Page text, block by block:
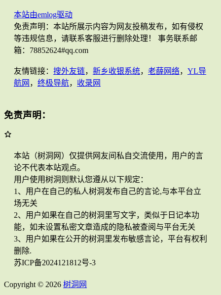
本站由emlog驱动
免责声明：本站所展示内容为网友投稿发布，如有侵权
等违规信息，请联系客服进行删除处理！ 事务联系邮
箱：78852624#qq.com
友情链接： 搜外友链， 新乡收银系统， 老薛网络， YL导
航网 ， 终极导航， 收录网
免责声明：
本站（树洞网）仅提供网友间私自交流使用，用户的言
论不代表本站观点。
用户使用树洞则默认您遵从以下规定：
1、用户在自己的私人树洞发布自己的言论,与本平台立
场无关
2、用户如果在自己的树洞里写文字，类似于日记本功
能，如未设置私密文章造成的隐私被查阅与平台无关
3、用户如果在公开的树洞里发布敏感言论，平台有权利
删除.
苏ICP备2024121812号-3
Copyright © 2026 树洞网